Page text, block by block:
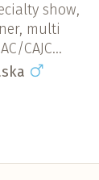
show,
multi
CAJC...